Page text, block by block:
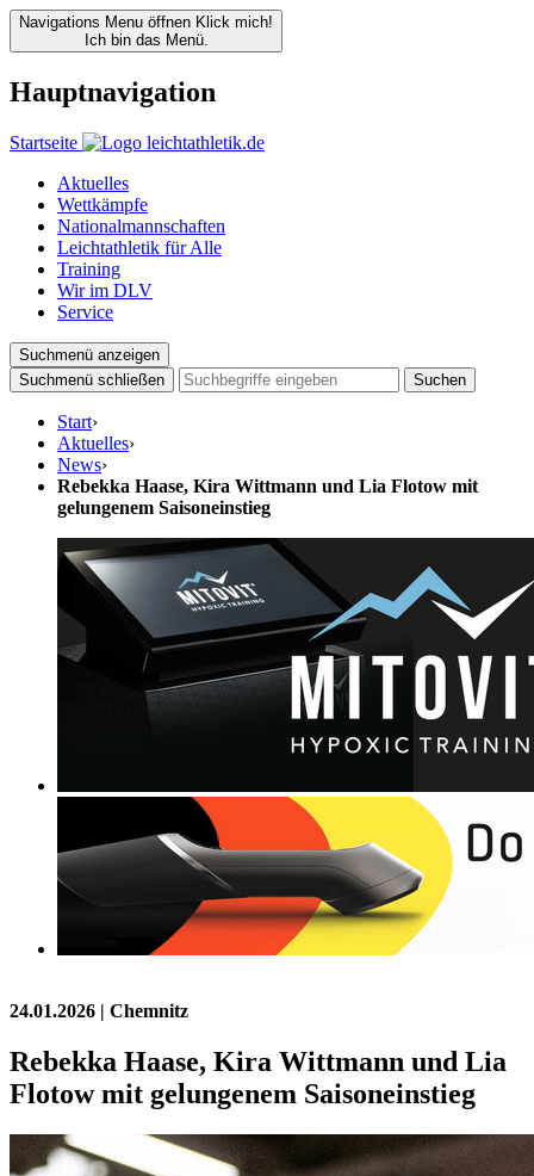
Navigations Menu öffnen Klick mich!
Ich bin das Menü.
Hauptnavigation
Startseite
Aktuelles
Wettkämpfe
Nationalmannschaften
Leichtathletik für Alle
Training
Wir im DLV
Service
Suchmenü anzeigen
Suchmenü schließen
Suchen
Start›
Aktuelles›
News›
Rebekka Haase, Kira Wittmann und Lia Flotow mit
gelungenem Saisoneinstieg
24.01.2026 | Chemnitz
Rebekka Haase, Kira Wittmann und Lia
Flotow mit gelungenem Saisoneinstieg